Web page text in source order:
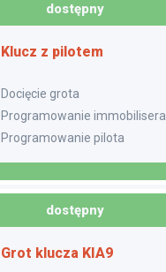
dostępny
Klucz z pilotem
Docięcie grota
Programowanie immobilisera
Programowanie pilota
dostępny
Grot klucza KIA9